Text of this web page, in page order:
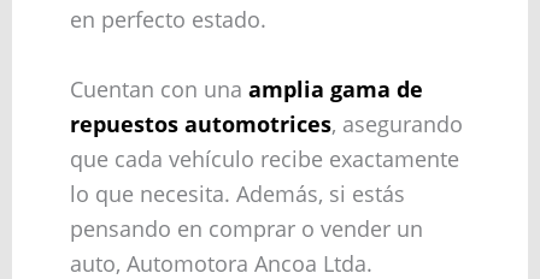
en perfecto estado.
Cuentan con una amplia gama de
repuestos automotrices, asegurando
que cada vehículo recibe exactamente
lo que necesita. Además, si estás
pensando en comprar o vender un
auto, Automotora Ancoa Ltda.